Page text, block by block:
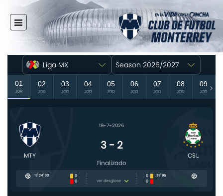
INICIO
NOTICIAS
CLUB
MULTIMEDIA
RAYADAS
FUERZAS BÁSICAS
RESPONSABILIDAD SOCIAL
TAQUILLA
TIENDA